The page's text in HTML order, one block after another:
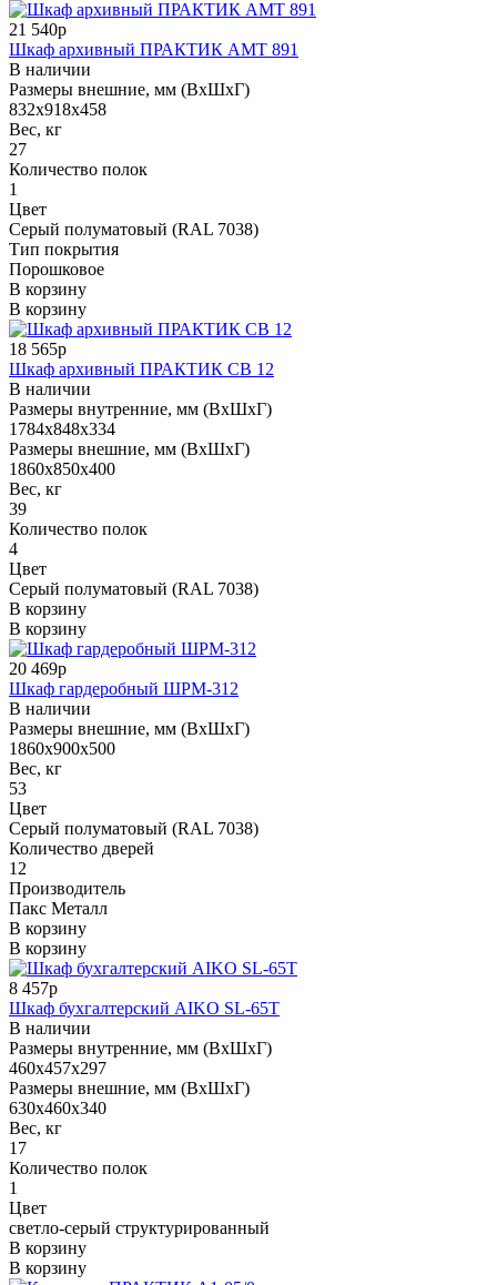
21 540р
Шкаф архивный ПРАКТИК AMT 891
В наличии
Размеры внешние, мм (ВхШхГ)
832x918x458
Вес, кг
27
Количество полок
1
Цвет
Серый полуматовый (RAL 7038)
Тип покрытия
Порошковое
В корзину
В корзину
18 565р
Шкаф архивный ПРАКТИК СВ 12
В наличии
Размеры внутренние, мм (ВхШхГ)
1784x848x334
Размеры внешние, мм (ВхШхГ)
1860x850x400
Вес, кг
39
Количество полок
4
Цвет
Серый полуматовый (RAL 7038)
В корзину
В корзину
20 469р
Шкаф гардеробный ШРМ-312
В наличии
Размеры внешние, мм (ВхШхГ)
1860х900х500
Вес, кг
53
Цвет
Серый полуматовый (RAL 7038)
Количество дверей
12
Производитель
Пакс Металл
В корзину
В корзину
8 457р
Шкаф бухгалтерский AIKO SL-65Т
В наличии
Размеры внутренние, мм (ВхШхГ)
460x457x297
Размеры внешние, мм (ВхШхГ)
630x460x340
Вес, кг
17
Количество полок
1
Цвет
светло-серый структурированный
В корзину
В корзину